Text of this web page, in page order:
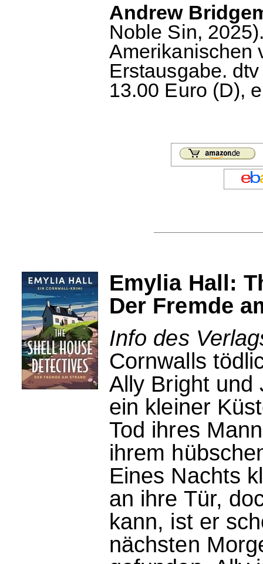
Andrew
Noble Sin,
Amerikanischen
Erstausgabe.
13.00 Euro (D),
Emylia Hall:
Der Fremde
Info des
Cornwalls
Ally Bright und
ein kleiner
Tod ihres
ihrem
Eines Nachts
an ihre Tür,
kann, ist er
nächsten